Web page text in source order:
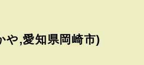
や,愛知県岡崎市)